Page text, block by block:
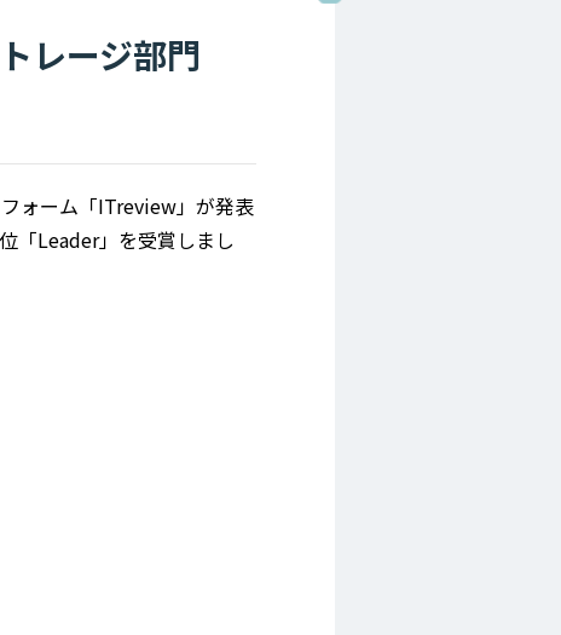
レージ部門
ォーム「ITreview」が発表
「Leader」を受賞しまし